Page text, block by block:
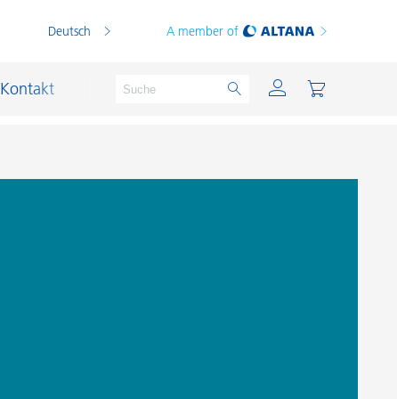
Deutsch A member of
Kontakt